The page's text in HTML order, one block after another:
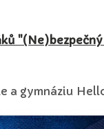
a gymnáziu